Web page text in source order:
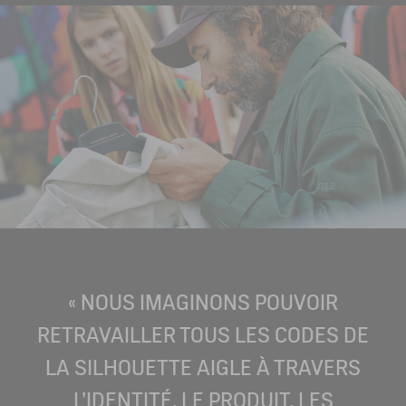
« NOUS IMAGINONS POUVOIR
RETRAVAILLER TOUS LES CODES DE
LA SILHOUETTE AIGLE À TRAVERS
L’IDENTITÉ, LE PRODUIT, LES